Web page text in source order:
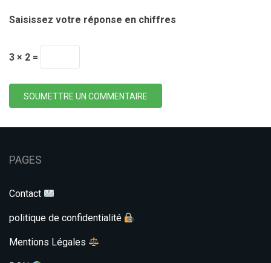
Saisissez votre réponse en chiffres
3 × 2 =
SOUMETTRE UN COMMENTAIRE
PAGES
Contact
politique de confidentialité
Mentions Légales